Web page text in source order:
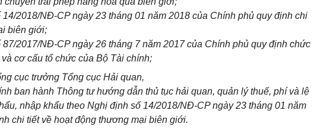
2018/NĐ-CP ngày 23 tháng 01 năm 2018 của Chính phủ quy định chi
biên giới;
2017/NĐ-CP ngày 26 tháng 7 năm 2017 của Chính phủ quy định chức
cơ cấu tổ chức của Bộ Tài chính;
cục trưởng Tổng cục Hải quan,
ban hành Thông tư hướng dẫn thủ tục hải quan, quản lý thuế, phí và lệ
nhập khẩu theo Nghị định số 14/2018/NĐ-CP ngày 23 tháng 01 năm
chi tiết về hoạt động thương mại biên giới.